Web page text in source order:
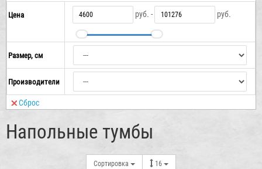
Цена руб. - руб.
Размер, см
Производители
Сброс
Напольные тумбы
Сортировка 16